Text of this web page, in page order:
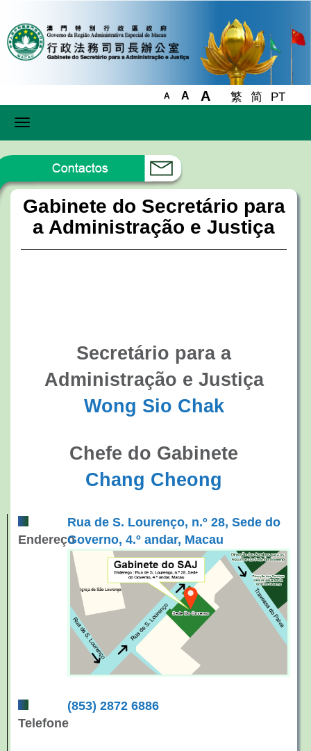
A A A 繁 简 PT
Toggle
navigation
Gabinete do Secretário para
a Administração e Justiça
Secretário para a
Administração e Justiça
Wong Sio Chak
Chefe do Gabinete
Chang Cheong
Endereço
Rua de S. Lourenço, n.º 28, Sede do
Governo, 4.º andar, Macau
Telefone
(853) 2872 6886